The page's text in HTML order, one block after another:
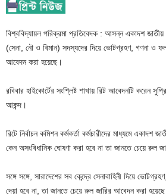
বিশ্ববিদ্যায়ল পরিক্রমা প্রতিবেদক : আসন্ন একাদশ জাতীয়
(সেনা, নৌ ও বিমান) সদস্যদের দিয়ে ভোটগ্রহণ, গণনা ও
আবেদন করা হয়েছে।
রবিবার হাইকোর্টের সংশ্লিষ্ট শাখায় রিট আবেদনটি করেন
আকন্দ।
রিটে নির্বাচন কমিশন কর্মকর্তা কর্মচারীদের মাধ্যমে একাদশ
কেন অসংবিধানিক ঘোষণা করা হবে না তা জানতে চেয়ে রুল
সঙ্গে সঙ্গে, সারাদেশের সব কেন্দ্রে সেনাবাহিনী দিয়ে
দেয়া হবে না, তা জানতে চেয়ে রুল জারির আবেদন করা